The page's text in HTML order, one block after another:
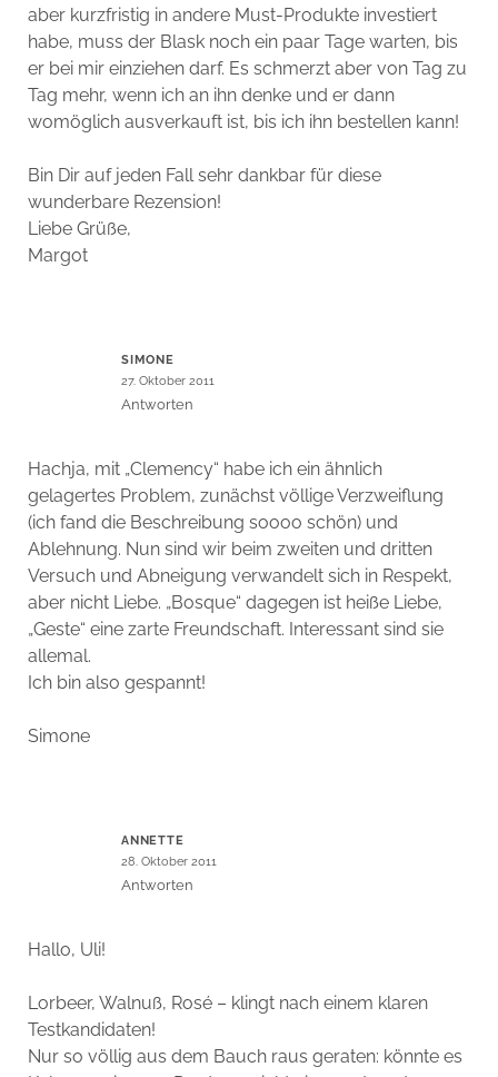
aber kurzfristig in andere Must-Produkte investiert
habe, muss der Blask noch ein paar Tage warten, bis
er bei mir einziehen darf. Es schmerzt aber von Tag zu
Tag mehr, wenn ich an ihn denke und er dann
womöglich ausverkauft ist, bis ich ihn bestellen kann!
Bin Dir auf jeden Fall sehr dankbar für diese
wunderbare Rezension!
Liebe Grüße,
Margot
SIMONE
27. Oktober 2011
Antworten
Hachja, mit „Clemency“ habe ich ein ähnlich
gelagertes Problem, zunächst völlige Verzweiflung
(ich fand die Beschreibung soooo schön) und
Ablehnung. Nun sind wir beim zweiten und dritten
Versuch und Abneigung verwandelt sich in Respekt,
aber nicht Liebe. „Bosque“ dagegen ist heiße Liebe,
„Geste“ eine zarte Freundschaft. Interessant sind sie
allemal.
Ich bin also gespannt!
Simone
ANNETTE
28. Oktober 2011
Antworten
Hallo, Uli!
Lorbeer, Walnuß, Rosé – klingt nach einem klaren
Testkandidaten!
Nur so völlig aus dem Bauch raus geraten: könnte es